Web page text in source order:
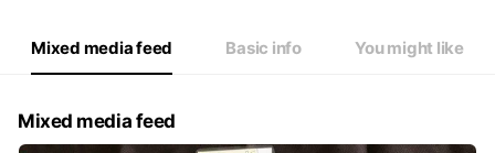
10:00 - 19:00
10時～19時（最終受付18時。時間外応相談）
Mixed media feed Basic info You might like
Mixed media feed